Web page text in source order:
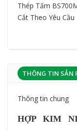
Thép Tấm
Cắt Theo Yêu Cầu
THÔNG TIN SẢN
Thông tin chung
HỢP KIM